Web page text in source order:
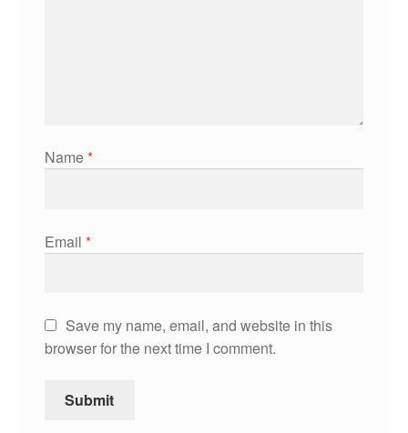
Name*
Email *
Save my name, email, and website in this
browser for the next time I comment.